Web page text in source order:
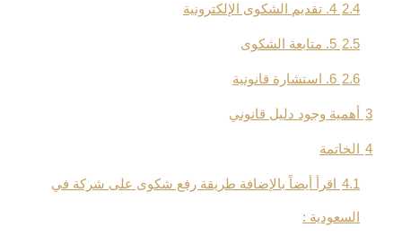
2.4 4. تقديم الشكوى الإلكترونية
2.5 5. متابعة الشكوى
2.6 6. استشارة قانونية
3 أهمية وجود دليل قانوني
4 الخاتمة
4.1 اقرأ أيضاً بالإضافة طريقة رفع شكوى على شركة في
السعودية :